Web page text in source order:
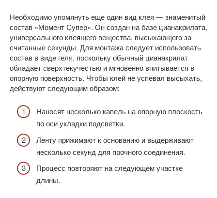
Необходимо упомянуть еще один вид клея — знаменитый
состав «Момент Супер». Он создан на базе цианакрилата,
универсального клеящего вещества, высыхающего за
считанные секунды. Для монтажа следует использовать
состав в виде геля, поскольку обычный цианакрилат
обладает сверхтекучестью и мгновенно впитывается в
опорную поверхность. Чтобы клей не успевал высыхать,
действуют следующим образом:
Наносят несколько капель на опорную плоскость
по оси укладки подсветки.
Ленту прижимают к основанию и выдерживают
несколько секунд для прочного соединения.
Процесс повторяют на следующем участке
длины.